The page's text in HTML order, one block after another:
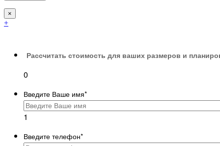
×
+
Рассчитать стоимость для ваших размеров и
0
Введите Ваше имя*
1
Введите телефон*